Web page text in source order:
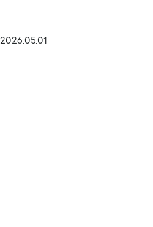
2026.05.01